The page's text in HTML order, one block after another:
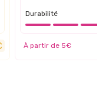
Durabilité
À partir de 5€